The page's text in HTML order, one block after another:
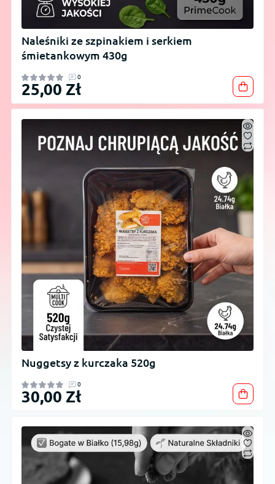
Naleśniki ze szpinakiem i serkiem
śmietankowym 430g
0
25,00 Zł
Nuggetsy z kurczaka 520g
0
30,00 Zł